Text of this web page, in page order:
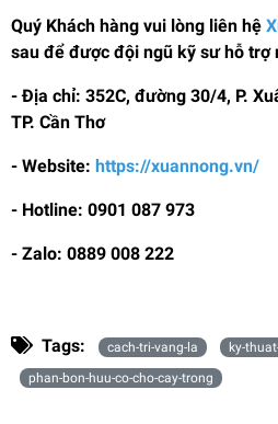
Quý Khách hàng vui lòng liên hệ
sau để được đội ngũ kỹ sư hỗ trợ
- Địa chỉ: 352C, đường 30/4, P.
TP. Cần Thơ
- Website: https://xuannong.vn/
- Hotline: 0901 087 973
- Zalo: 0889 008 222
Tags: cach-tri-vang-la
ky-
phan-bon-huu-co-cho-cay-trong